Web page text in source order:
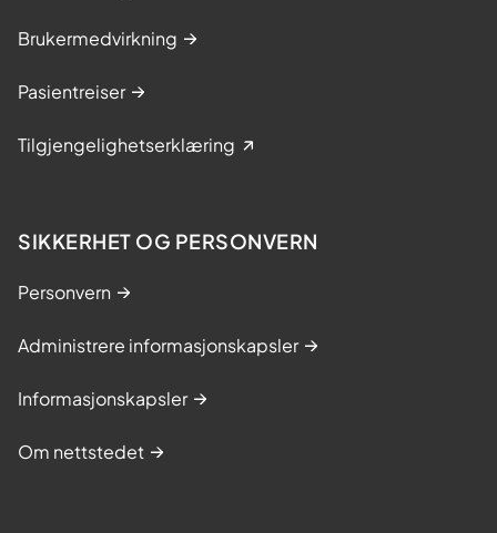
Brukermedvirkning
Pasientreiser
Tilgjengelighetserklæring
SIKKERHET OG PERSONVERN
Personvern
Administrere informasjonskapsler
Informasjonskapsler
Om nettstedet